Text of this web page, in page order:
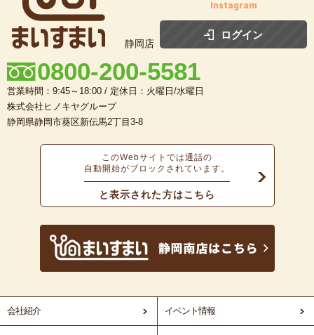
静岡店
Instagram
ログイン
0800-200-5581
営業時間：9:45～18:00 / 定休日：火曜日/水曜日
株式会社ヒノキヤグループ
静岡県静岡市葵区新伝馬2丁目3-8
このWebサイトでは通話の
自動開始がブロックされています。
と表示された方はこちら
会社紹介 イベント情報